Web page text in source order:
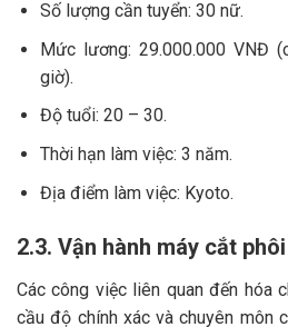
Số lượng cần tuyển: 30 nữ.
Mức lương: 29.000.000 VNĐ
giờ).
Độ tuổi: 20 – 30.
Thời hạn làm việc: 3 năm.
Địa điểm làm việc: Kyoto.
2.3. Vận hành máy cắt phôi
Các công việc liên quan đến hóa
cầu độ chính xác và chuyên môn